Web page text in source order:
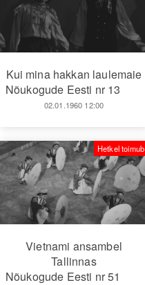
Kui mina hakkan laulemaie
Nõukogude Eesti nr 13
02.01.1960 12:00
Vietnami ansambel
Tallinnas
Nõukogude Eesti nr 51
Hetkel toimub